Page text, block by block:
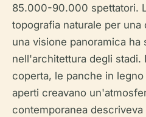
85.000-90.000 spettatori.
topografia naturale per
una visione panoramica
nell'architettura degli stadi.
coperta, le panche in
aperti creavano
contemporanea